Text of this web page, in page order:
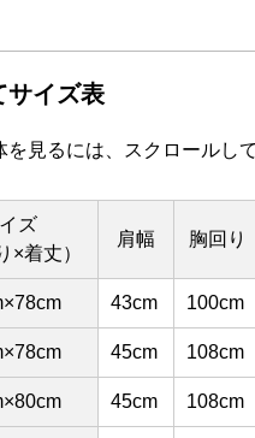
サイズ表
見るには、スクロールし
ズ
×着丈）
肩幅 胸回り
43cm 100cm
45cm 108cm
45cm 108cm